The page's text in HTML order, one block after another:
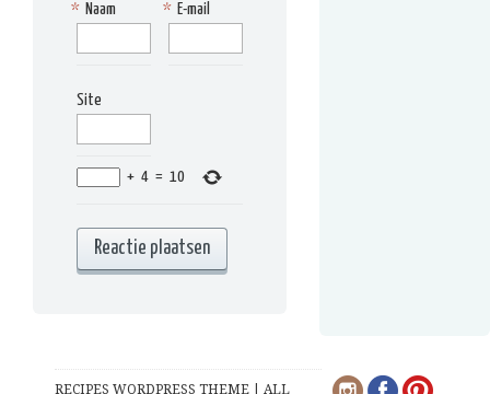
Naam
* E-mail
*
Site
+ 4 = 10
RECIPES WORDPRESS THEME | ALL